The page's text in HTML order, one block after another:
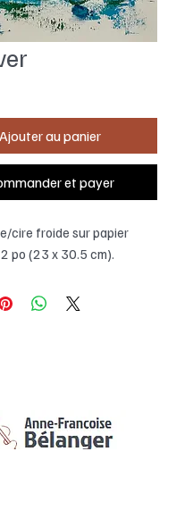
Ajouter au panier
et payer
cire froide sur papier
po (23 x 30.5 cm).